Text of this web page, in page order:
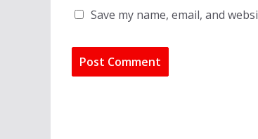
Save my name, email, and